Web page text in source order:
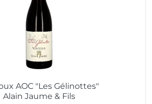
AOC "Les Gélinottes"
Alain Jaume & Fils